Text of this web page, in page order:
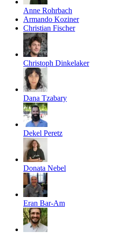
Anne Rohrbach
Armando Koziner
Christian Fischer
Christoph Dinkelaker
Dana Tzabary
Dekel Peretz
Donata Nebel
Eran Bar-Am